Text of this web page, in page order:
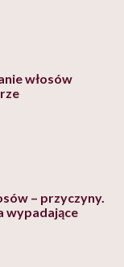
włosów
– przyczyny.
wypadające